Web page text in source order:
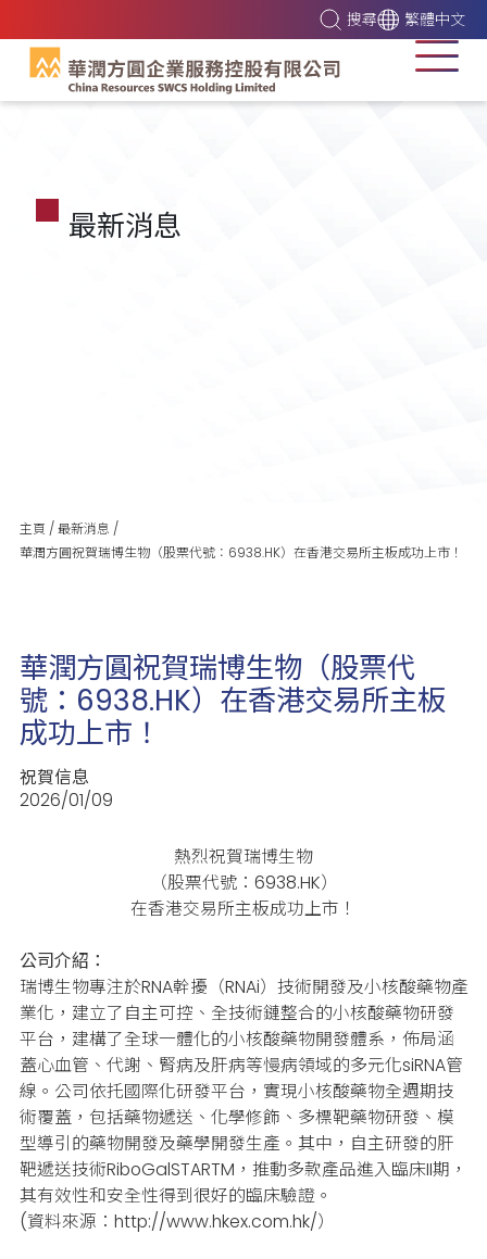
搜尋 繁體中文
最新消息
主頁 /最新消息 /
華潤方圓祝賀瑞博生物（股票代號：6938.HK）在香港交易所主板成功上市！
華潤方圓祝賀瑞博生物（股票代
號：6938.HK）在香港交易所主板
成功上市！
祝賀信息
2026/01/09
熱烈祝賀瑞博生物
（股票代號：6938.HK）
在香港交易所主板成功上市！
公司介紹：
瑞博生物專注於RNA幹擾（RNAi）技術開發及小核酸藥物產
業化，建立了自主可控、全技術鏈整合的小核酸藥物研發
平台，建構了全球一體化的小核酸藥物開發體系，佈局涵
蓋心血管、代謝、腎病及肝病等慢病領域的多元化siRNA管
線。 公司依托國際化研發平台，實現小核酸藥物全週期技
術覆蓋，包括藥物遞送、化學修飾、多標靶藥物研發、模
型導引的藥物開發及藥學開發生產。 其中，自主研發的肝
靶遞送技術RiboGalSTARTM，推動多款產品進入臨床II期，
其有效性和安全性得到很好的臨床驗證。
(資料來源：http://www.hkex.com.hk/）